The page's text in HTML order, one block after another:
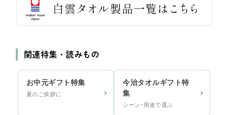
関連特集・読みもの
お中元ギフト特集
夏のご挨拶に
今治タオルギフト特
集
シーン・用途で選ぶ